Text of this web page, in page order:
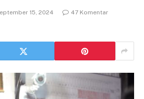
15, 2024
47 Komentar